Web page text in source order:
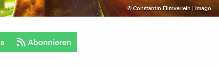
© Constantin Filmverleih | Imago
Abonnieren